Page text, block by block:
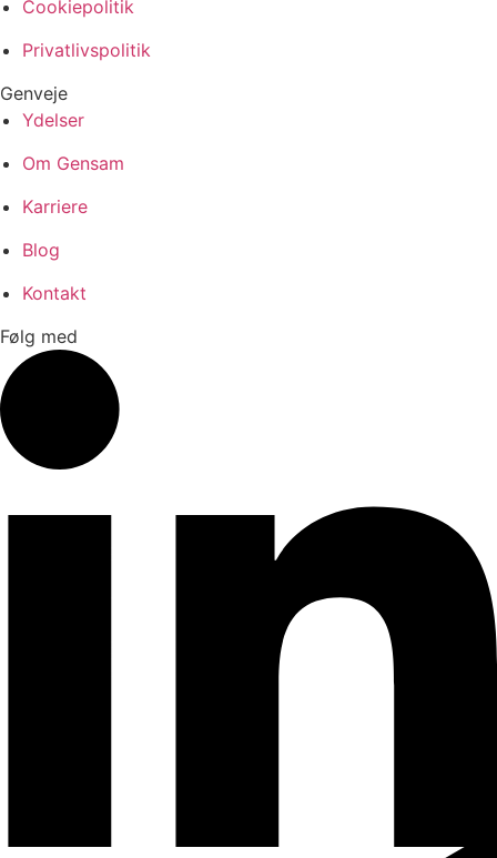
Cookiepolitik
Privatlivspolitik
Genveje
Ydelser
Om Gensam
Karriere
Blog
Kontakt
Følg med